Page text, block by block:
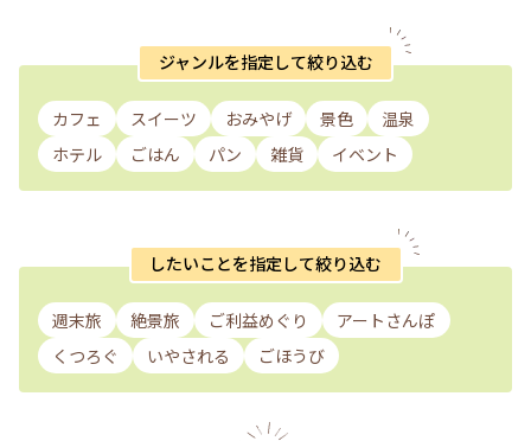
ジャンルを指定して絞り込む
カフェ スイーツ おみやげ 景色
温泉
ホテル
ごはん パン 雑貨 イベント
したいことを指定して絞り込む
週末旅 絶景旅 ご利益めぐり
アートさんぽ
くつろぐ
いやされる ごほうび